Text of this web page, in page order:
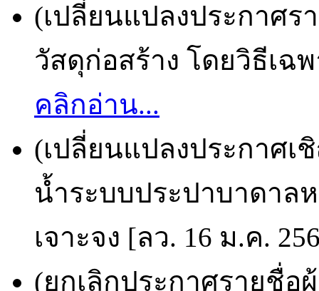
(เปลี่ยนแปลงประกาศร
วัสดุก่อสร้าง โดยวิธีเฉพ
คลิกอ่าน...
(เปลี่ยนแปลงประกาศ
น้ำระบบประปาบาดาล
เจาะจง [ลว. 16 ม.ค.
(ยกเลิกประกาศรายชื่อ